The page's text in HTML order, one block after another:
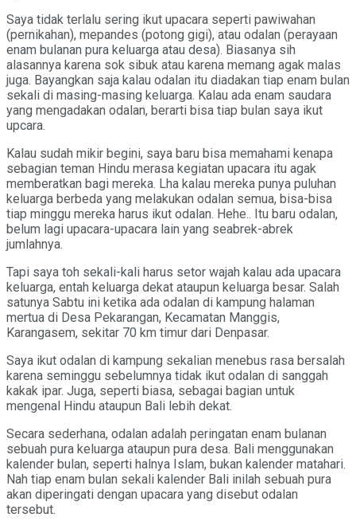
Saya tidak terlalu sering ikut upacara seperti pawiwahan
(pernikahan), mepandes (potong gigi), atau odalan (perayaan
enam bulanan pura keluarga atau desa). Biasanya sih
alasannya karena sok sibuk atau karena memang agak malas
juga. Bayangkan saja kalau odalan itu diadakan tiap enam bulan
sekali di masing-masing keluarga. Kalau ada enam saudara
yang mengadakan odalan, berarti bisa tiap bulan saya ikut
upcara.
Kalau sudah mikir begini, saya baru bisa memahami kenapa
sebagian teman Hindu merasa kegiatan upacara itu agak
memberatkan bagi mereka. Lha kalau mereka punya puluhan
keluarga berbeda yang melakukan odalan semua, bisa-bisa
tiap minggu mereka harus ikut odalan. Hehe.. Itu baru odalan,
belum lagi upacara-upacara lain yang seabrek-abrek
jumlahnya.
Tapi saya toh sekali-kali harus setor wajah kalau ada upacara
keluarga, entah keluarga dekat ataupun keluarga besar. Salah
satunya Sabtu ini ketika ada odalan di kampung halaman
mertua di Desa Pekarangan, Kecamatan Manggis,
Karangasem, sekitar 70 km timur dari Denpasar.
Saya ikut odalan di kampung sekalian menebus rasa bersalah
karena seminggu sebelumnya tidak ikut odalan di sanggah
kakak ipar. Juga, seperti biasa, sebagai bagian untuk
mengenal Hindu ataupun Bali lebih dekat.
Secara sederhana, odalan adalah peringatan enam bulanan
sebuah pura keluarga ataupun pura desa. Bali menggunakan
kalender bulan, seperti halnya Islam, bukan kalender matahari.
Nah tiap enam bulan sekali kalender Bali inilah sebuah pura
akan diperingati dengan upacara yang disebut odalan
tersebut.